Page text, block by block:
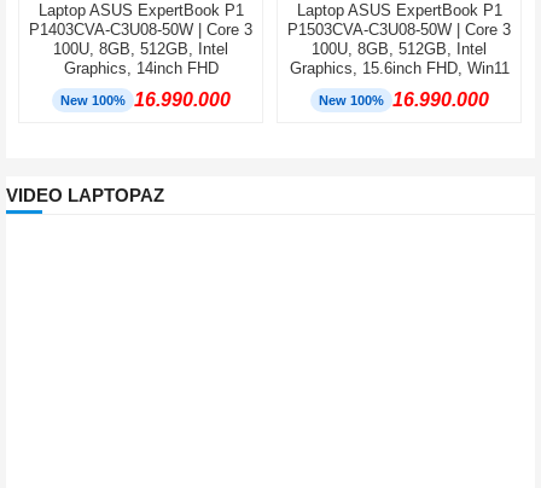
Laptop ASUS ExpertBook P1
P1403CVA-C3U08-50W | Core 3
100U, 8GB, 512GB, Intel
Graphics, 14inch FHD
New 100% 16.990.000
Laptop ASUS ExpertBook P1
P1503CVA-C3U08-50W | Core 3
100U, 8GB, 512GB, Intel
Graphics, 15.6inch FHD, Win11
New 100% 16.990.000
VIDEO LAPTOPAZ